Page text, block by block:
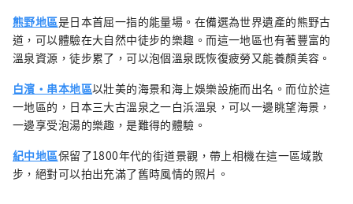
熊野地區是日本首屈一指的能量場。在備選為世界遺產的熊野古
道，可以體驗在大自然中徒步的樂趣。而這一地區也有著豐富的
溫泉資源，徒步累了，可以泡個溫泉既恢復疲勞又能養顏美容。
白濱・串本地區以壯美的海景和海上娛樂設施而出名。而位於這
一地區的，日本三大古溫泉之一白浜溫泉，可以一邊眺望海景，
一邊享受泡湯的樂趣，是難得的體驗。
紀中地區保留了1800年代的街道景觀，帶上相機在這一區域散
步，絕對可以拍出充滿了舊時風情的照片。